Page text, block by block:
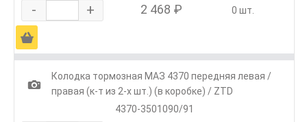
- + 2 468 ₽ 0 шт.
Ä
1
Колодка тормозная МАЗ 4370 передняя левая /
правая (к-т из 2-х шт.) (в коробке) / ZTD
4370-3501090/91